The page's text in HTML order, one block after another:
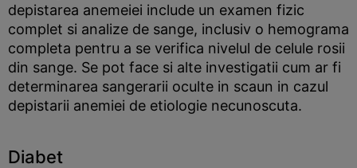
depistarea anemeiei include un examen fizic
complet si analize de sange, inclusiv o hemograma
completa pentru a se verifica nivelul de celule rosii
din sange. Se pot face si alte investigatii cum ar fi
determinarea sangerarii oculte in scaun in cazul
depistarii anemiei de etiologie necunoscuta.
Diabet